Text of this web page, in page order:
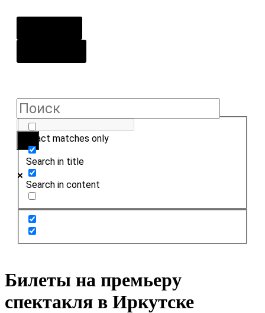
Exact matches only
Search in title
Search in content
Билеты на премьеру
спектакля в Иркутске